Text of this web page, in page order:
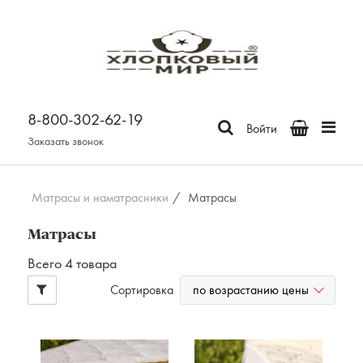
8-800-302-62-19
Заказать звонок
Войти
Постельное белье
Поплин
Сатин
Зима-Лето из бязи
Зима-Лето из поплина
Сатин Премьер
Страйп - сатин
Отдельные предметы
Простыни
Матрасы и наматрасники / Матрасы
Матрасы
Всего 4 товара
Сортировка по возрастанию цены